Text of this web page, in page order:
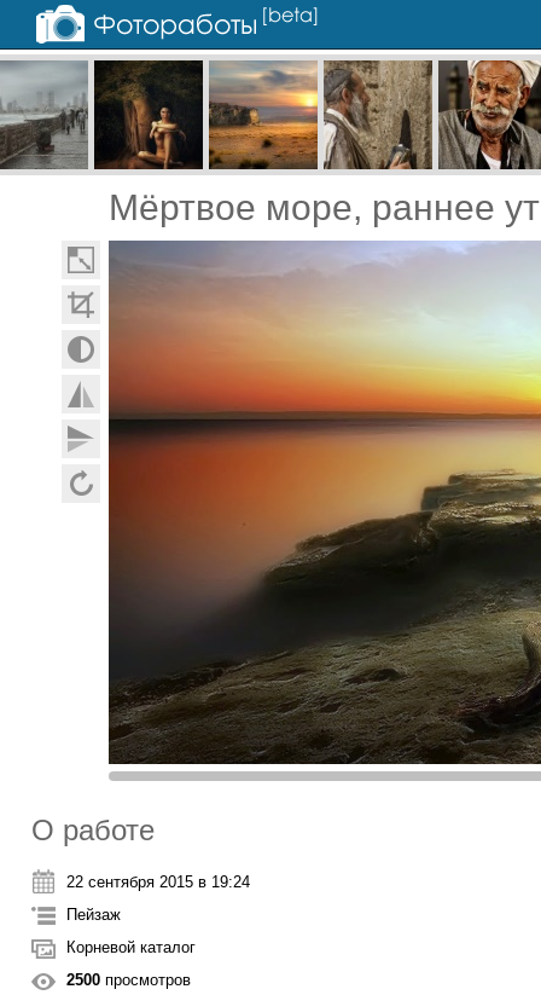
Мёртвое море, раннее
О работе
22 сентября 2015 в 19:24
Пейзаж
Корневой каталог
2500 просмотров